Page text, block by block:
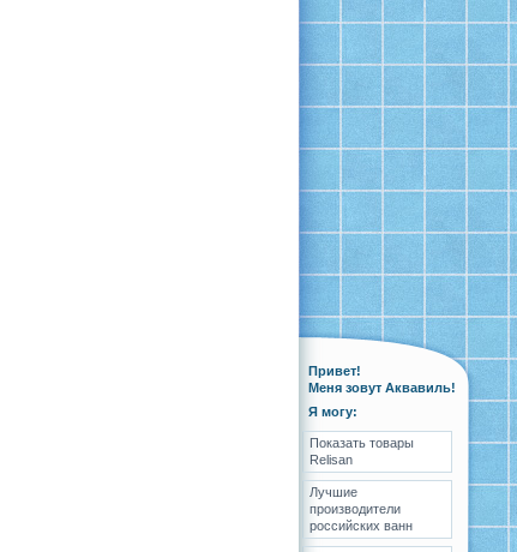
Привет!
Меня зовут Аквавиль!
Я могу:
Показать товары
Relisan
Лучшие
производители
российских ванн